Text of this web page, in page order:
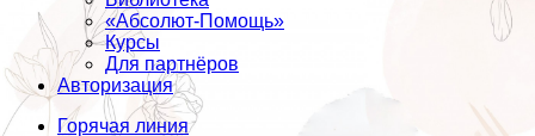
«Абсолют-Помощь»
Курсы
Для партнёров
Авторизация
Горячая линия